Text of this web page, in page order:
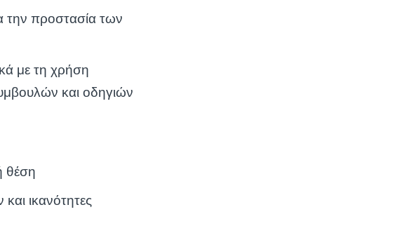
την προστασία των
με τη χρήση
και οδηγιών
θέση
ικανότητες